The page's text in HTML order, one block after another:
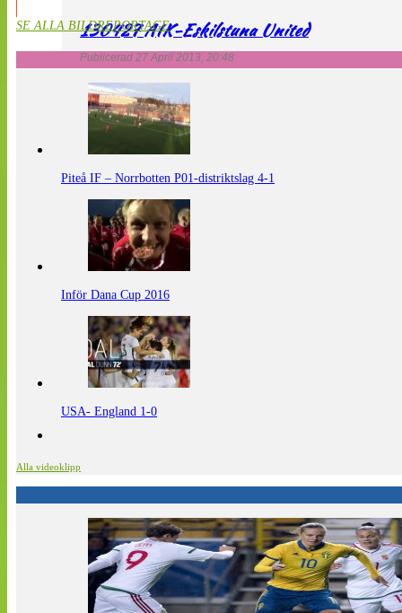
130427 AIK-Eskilstuna United
Publicerad 27 April 2013, 20:48
SE ALLA BILDREPORTAGE
Piteå IF – Norrbotten P01-distriktslag 4-1
Inför Dana Cup 2016
USA- England 1-0
Alla videoklipp